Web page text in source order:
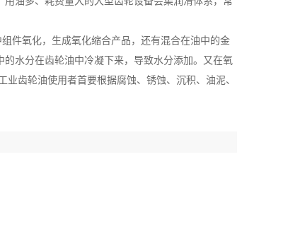
件氧化，生成氧化缩合产品，还有混合在油中的金
水分在齿轮油中冷凝下来，导致水分添加。又在氧
齿轮油使用者首要根据腐蚀、锈蚀、沉积、油泥、